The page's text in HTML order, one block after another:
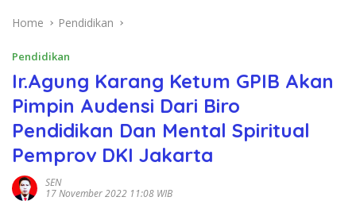
Home Pendidikan
Pendidikan
Ir.Agung Karang Ketum GPIB Akan
Pimpin Audensi Dari Biro
Pendidikan Dan Mental Spiritual
Pemprov DKI Jakarta
SEN
17 November 2022 11:08 WIB